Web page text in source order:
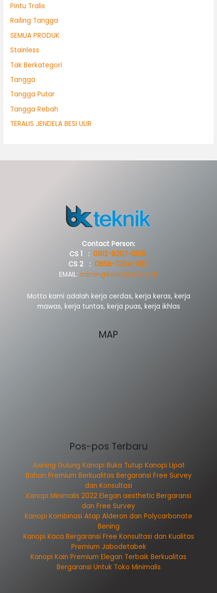
Pintu Tralis
Railing Tangga
SEMUA PRODUK
Stainless
Tak Berkategori
Tangga
Tangga Putar
Tangga Rebah
TERALIS JENDELA BESI ULIR
Contact Person:
CS 1 : 0812-8207-0519
CS 2 : 0858-7204-3157
EMAIL: admin@kanopibsd.co.id
Motto kami adalah kerja cerdas, kerja keras, kerja
mawas, kerja tuntas, kerja puas, kerja ikhlas
MAP
Pos-pos Terbaru
Awning Gulung Kanopi Buka Tutup Kanopi Lipat
Bahan Premium Berkualitas Bergaransi Free Survey
dan Konsultasi
Kanopi Minimalis 2022 Elegan aesthetic Bergaransi
dan Free Survey
Kanopi Kombinasi Atap Alderon dan Polycarbonate
Bening
Kanopi Kaca Bergaransi Free Konsultasi dan Kualitas
Premium Jabodetabek
Kanopi Kain Premium Elegan Terbaik Berkualitas
Bergaransi Untuk Toko Minimalis